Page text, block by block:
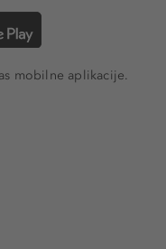
mobilne aplikacije.